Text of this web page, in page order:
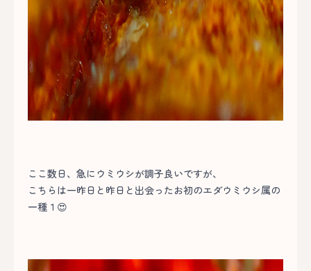
ここ数日、急にウミウシが調子良いですが、
こちらは一昨日と昨日と出会ったお初のエダウミウシ属の
一種１😍